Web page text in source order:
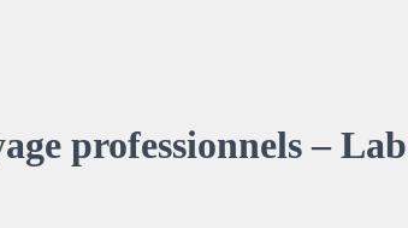
professionnels –